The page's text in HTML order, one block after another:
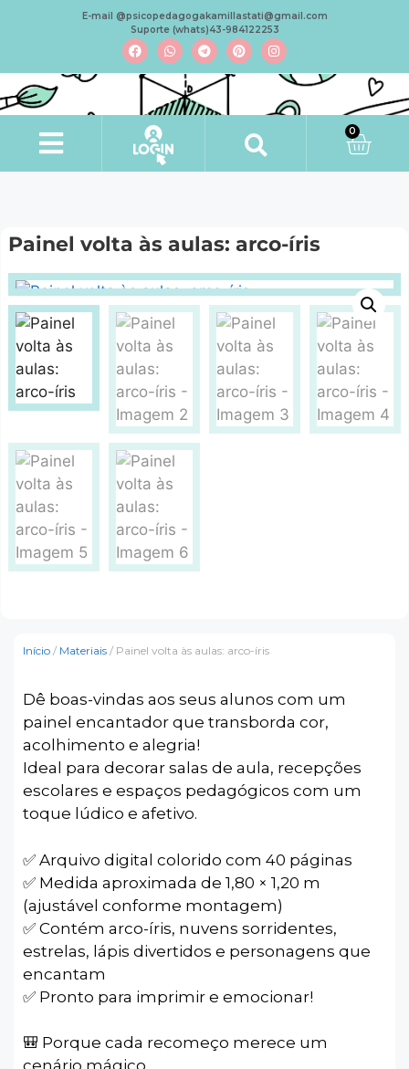
E-mail @psicopedagogakamillastati@gmail.com
Suporte (whats)43-984122253
0
Painel volta às aulas: arco-íris
Início / Materiais / Painel volta às aulas: arco-íris
Dê boas-vindas aos seus alunos com um
painel encantador que transborda cor,
acolhimento e alegria!
Ideal para decorar salas de aula, recepções
escolares e espaços pedagógicos com um
toque lúdico e afetivo.
✅ Arquivo digital colorido com 40 páginas
✅ Medida aproximada de 1,80 × 1,20 m
(ajustável conforme montagem)
✅ Contém arco-íris, nuvens sorridentes,
estrelas, lápis divertidos e personagens que
encantam
✅ Pronto para imprimir e emocionar!
🎒 Porque cada recomeço merece um
cenário mágico.